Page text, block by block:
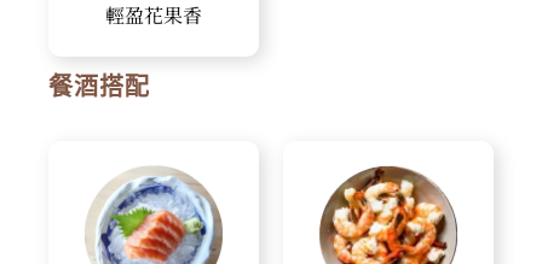
輕盈花果香
餐酒搭配